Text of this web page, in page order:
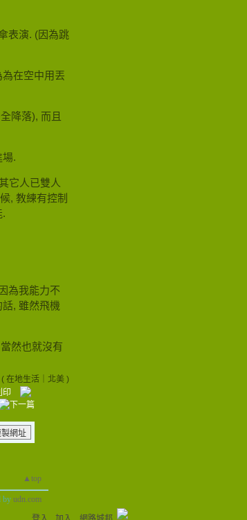
表演. (因為跳
在空中用丟
降落), 而且
場.
它人已雙人
, 教練有控制
.
為我能力不
, 雖然飛機
然也就沒有
( 在地生活 北美 )
▲top
by udn.com